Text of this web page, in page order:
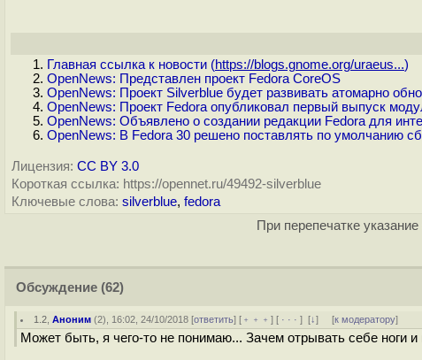
Главная ссылка к новости (https://blogs.gnome.org/uraeus...)
OpenNews: Представлен проект Fedora CoreOS
OpenNews: Проект Silverblue будет развивать атомарно
OpenNews: Проект Fedora опубликовал первый выпуск
OpenNews: Объявлено о создании редакции Fedora для
OpenNews: В Fedora 30 решено поставлять по умолчанию
Лицензия: CC BY 3.0
Короткая ссылка: https://opennet.ru/49492-silverblue
Ключевые слова: silverblue, fedora
При перепечатке
Обсуждение (62)
1.2 ,Аноним (2), 16:02, 24/10/2018 [ответить] [ ﹢﹢﹢] [ · · ·][↓] [к модератору]
Может быть, я чего-то не понимаю... Зачем отрывать себе ноги и